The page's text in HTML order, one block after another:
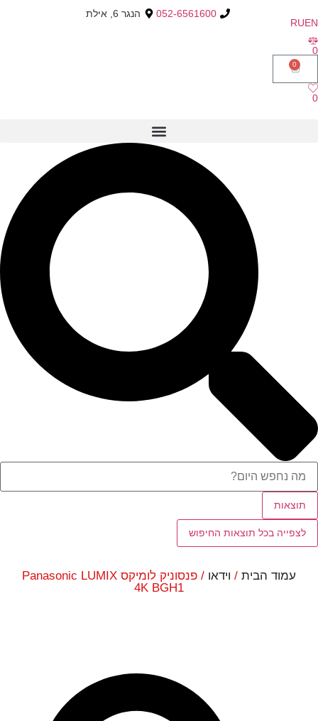
052-6561600
הנגר 6, אילת
EN
RU
0
0
0
תוצאות
לצפייה בכל תוצאות החיפוש
עמוד הבית / וידאו
/ פנסוניק לומיקס Panasonic LUMIX
4K BGH1